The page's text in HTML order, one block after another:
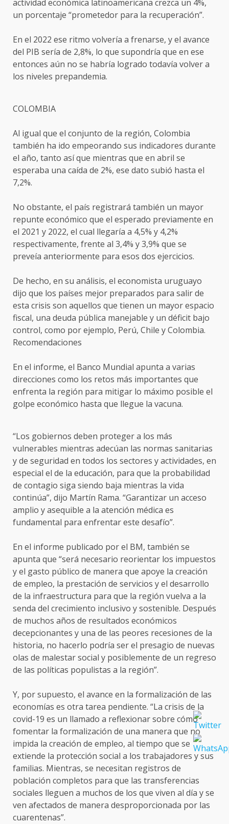
actividad económica latinoamericana crezca un 4%,
un porcentaje “prometedor para la recuperación”.
En el 2022 ese ritmo volvería a frenarse, y el avance
del PIB sería de 2,8%, lo que supondría que en ese
entonces aún no se habría logrado todavía volver a
los niveles prepandemia.
COLOMBIA
Al igual que el conjunto de la región, Colombia
también ha ido empeorando sus indicadores durante
el año, tanto así que mientras que en abril se
esperaba una caída de 2%, ese dato subió hasta el
7,2%.
No obstante, el país registrará también un mayor
repunte económico que el esperado previamente en
el 2021 y 2022, el cual llegaría a 4,5% y 4,2%
respectivamente, frente al 3,4% y 3,9% que se
preveía anteriormente para esos dos ejercicios.
De hecho, en su análisis, el economista uruguayo
dijo que los países mejor preparados para salir de
esta crisis son aquellos que tienen un mayor espacio
fiscal, una deuda pública manejable y un déficit bajo
control, como por ejemplo, Perú, Chile y Colombia.
Recomendaciones
En el informe, el Banco Mundial apunta a varias
direcciones como los retos más importantes que
enfrenta la región para mitigar lo máximo posible el
golpe económico hasta que llegue la vacuna.
“Los gobiernos deben proteger a los más
vulnerables mientras adecúan las normas sanitarias
y de seguridad en todos los sectores y actividades, en
especial el de la educación, para que la probabilidad
de contagio siga siendo baja mientras la vida
continúa”, dijo Martín Rama. “Garantizar un acceso
amplio y asequible a la atención médica es
fundamental para enfrentar este desafío”.
En el informe publicado por el BM, también se
apunta que “será necesario reorientar los impuestos
y el gasto público de manera que apoye la creación
de empleo, la prestación de servicios y el desarrollo
de la infraestructura para que la región vuelva a la
senda del crecimiento inclusivo y sostenible. Después
de muchos años de resultados económicos
decepcionantes y una de las peores recesiones de la
historia, no hacerlo podría ser el presagio de nuevas
olas de malestar social y posiblemente de un regreso
de las políticas populistas a la región”.
Y, por supuesto, el avance en la formalización de las
economías es otra tarea pendiente. “La crisis de la
covid-19 es un llamado a reflexionar sobre cómo
fomentar la formalización de una manera que no
impida la creación de empleo, al tiempo que se
extiende la protección social a los trabajadores y sus
familias. Mientras, se necesitan registros de
población completos para que las transferencias
sociales lleguen a muchos de los que viven al día y se
ven afectados de manera desproporcionada por las
cuarentenas”.